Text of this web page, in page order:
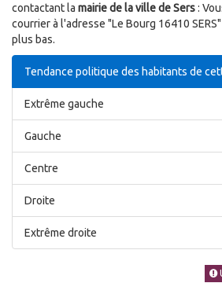
contactant la mairie de la ville de Sers:
courrier à l'adresse "Le Bourg 16410
plus bas.
Tendance politique des habitants de
Extrême gauche
Gauche
Centre
Droite
Extrême droite